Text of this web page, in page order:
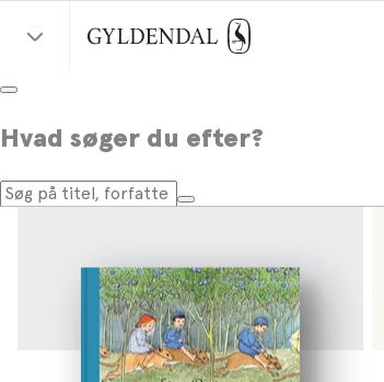
Hvad søger du efter?